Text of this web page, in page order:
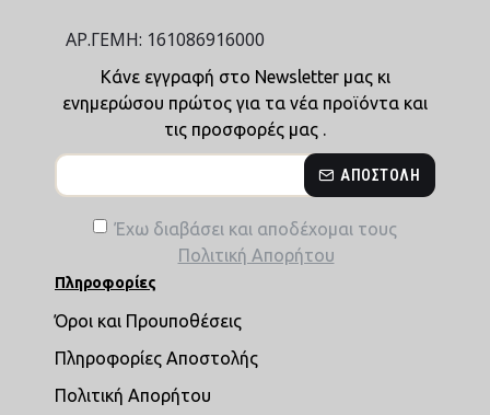
ΑΡ.ΓΕΜΗ: 161086916000
Κάνε εγγραφή στο Newsletter μας κι
ενημερώσου πρώτος για τα νέα προϊόντα και
τις προσφορές μας .
ΑΠΟΣΤΟΛΉ
Έχω διαβάσει και αποδέχομαι τους
Πολιτική Απορήτου
Πληροφορίες
Όροι και Προυποθέσεις
Πληροφορίες Αποστολής
Πολιτική Απορήτου